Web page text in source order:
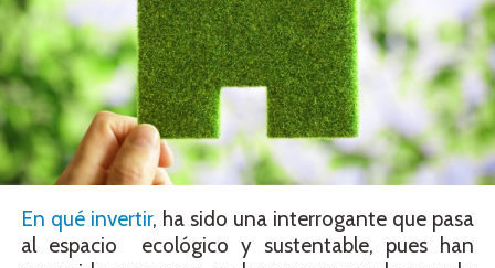
En qué invertir, ha sido una interrogante que pasa
al espacio ecológico y sustentable, pues han